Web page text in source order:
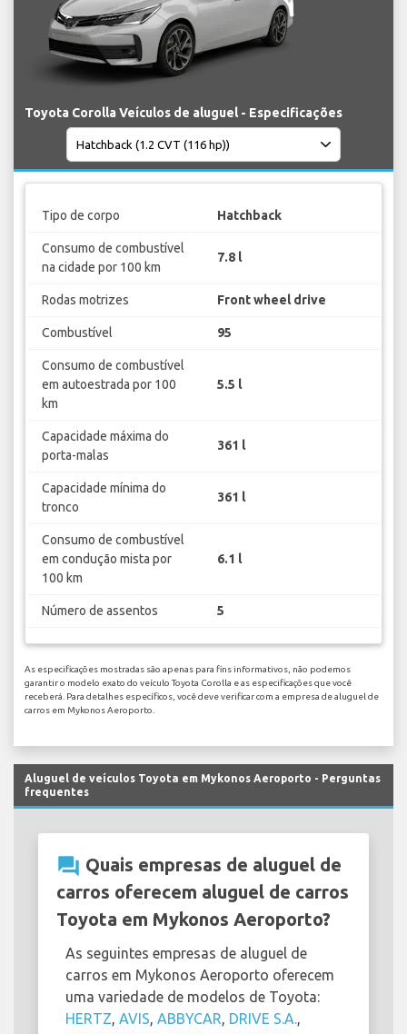
Toyota Corolla Veículos de aluguel - Especificações
Tipo de corpo Hatchback
Consumo de combustível
na cidade por 100 km
7.8 l
Rodas motrizes Front wheel drive
Combustível 95
Consumo de combustível
em autoestrada por 100
km
5.5 l
Capacidade máxima do
porta-malas
361 l
Capacidade mínima do
tronco
361 l
Consumo de combustível
em condução mista por
100 km
6.1 l
Número de assentos 5
As especificações mostradas são apenas para fins informativos, não podemos
garantir o modelo exato do veículo Toyota Corolla e as especificações que você
receberá. Para detalhes específicos, você deve verificar com a empresa de aluguel de
carros em Mykonos Aeroporto.
Aluguel de veículos Toyota em Mykonos Aeroporto - Perguntas
frequentes
question_answer Quais empresas de aluguel de
carros oferecem aluguel de carros
Toyota em Mykonos Aeroporto?
As seguintes empresas de aluguel de
carros em Mykonos Aeroporto oferecem
uma variedade de modelos de Toyota:
HERTZ, AVIS, ABBYCAR, DRIVE S.A.,